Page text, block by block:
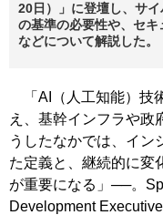
20日）」に登壇し、サ
の基準の必要性や、セ
などについて解説した。
「AI（人工知能）技
え、基幹インフラや政
うしたなかでは、イン
た定義と、継続的に変
が重要になる」──。
Development